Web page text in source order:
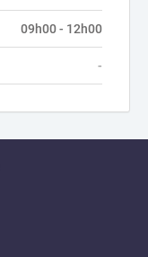
09h00 - 12h00
-